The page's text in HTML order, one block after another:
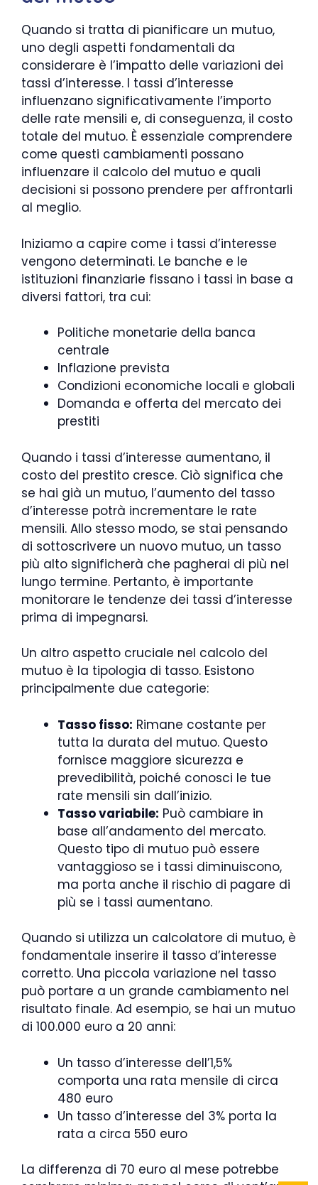
Quando si tratta di pianificare un mutuo,
uno degli aspetti fondamentali da
considerare è l’impatto delle variazioni dei
tassi d’interesse. I tassi d’interesse
influenzano significativamente l’importo
delle rate mensili e, di conseguenza, il costo
totale del mutuo. È essenziale comprendere
come questi cambiamenti possano
influenzare il calcolo del mutuo e quali
decisioni si possono prendere per affrontarli
al meglio.
Iniziamo a capire come i tassi d’interesse
vengono determinati. Le banche e le
istituzioni finanziarie fissano i tassi in base a
diversi fattori, tra cui:
Politiche monetarie della banca
centrale
Inflazione prevista
Condizioni economiche locali e globali
Domanda e offerta del mercato dei
prestiti
Quando i tassi d’interesse aumentano, il
costo del prestito cresce. Ciò significa che
se hai già un mutuo, l’aumento del tasso
d’interesse potrà incrementare le rate
mensili. Allo stesso modo, se stai pensando
di sottoscrivere un nuovo mutuo, un tasso
più alto significherà che pagherai di più nel
lungo termine. Pertanto, è importante
monitorare le tendenze dei tassi d’interesse
prima di impegnarsi.
Un altro aspetto cruciale nel calcolo del
mutuo è la tipologia di tasso. Esistono
principalmente due categorie:
Tasso fisso: Rimane costante per
tutta la durata del mutuo. Questo
fornisce maggiore sicurezza e
prevedibilità, poiché conosci le tue
rate mensili sin dall’inizio.
Tasso variabile: Può cambiare in
base all’andamento del mercato.
Questo tipo di mutuo può essere
vantaggioso se i tassi diminuiscono,
ma porta anche il rischio di pagare di
più se i tassi aumentano.
Quando si utilizza un calcolatore di mutuo, è
fondamentale inserire il tasso d’interesse
corretto. Una piccola variazione nel tasso
può portare a un grande cambiamento nel
risultato finale. Ad esempio, se hai un mutuo
di 100.000 euro a 20 anni:
Un tasso d’interesse dell’1,5%
comporta una rata mensile di circa
480 euro
Un tasso d’interesse del 3% porta la
rata a circa 550 euro
La differenza di 70 euro al mese potrebbe